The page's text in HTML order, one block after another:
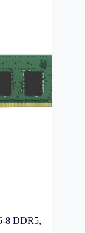
8 DDR5,